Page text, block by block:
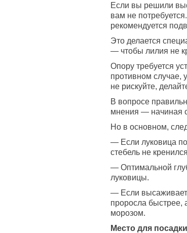
Если вы решили
вам не
рекомендуется
Это делается
— чтобы лилия не
Опору требуется
противном случае,
не рискуйте,
В вопросе
мнения — начиная
Но в основном,
— Если луковица
стебель не
— Оптимальной
луковицы.
— Если
проросла быстрее,
морозом.
Место для посадки